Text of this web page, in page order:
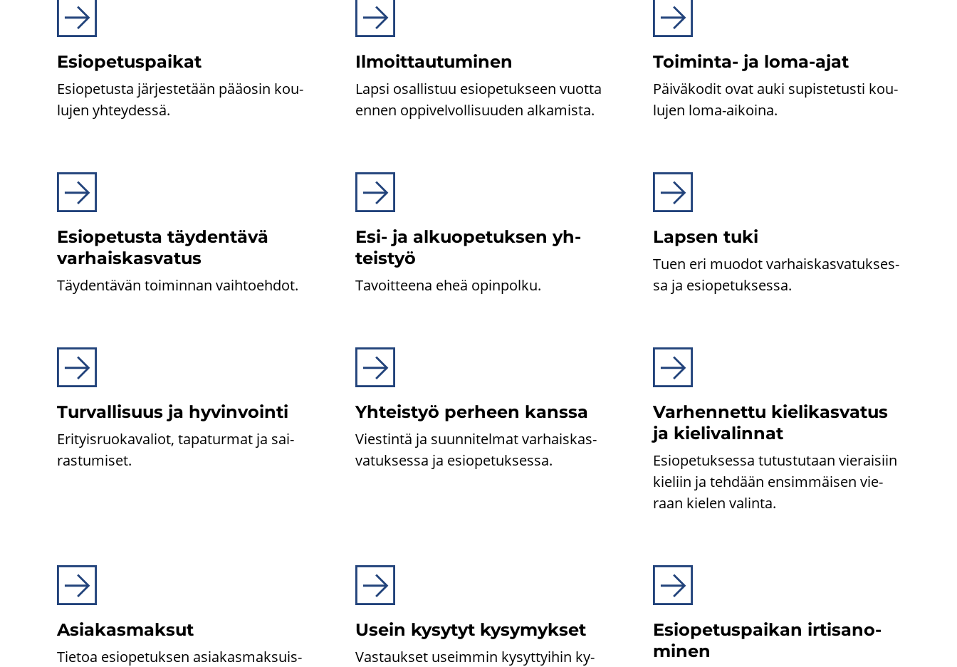
Esio­pe­tus­pai­kat
Esio­pe­tus­ta jär­jes­te­tään pää­osin kou­
lu­jen yh­tey­des­sä.
Il­moit­tau­tu­mi­nen
Lapsi osal­lis­tuu esio­pe­tuk­seen vuot­ta
ennen op­pi­vel­vol­li­suu­den al­ka­mis­ta.
Toiminta-​ ja loma-​ajat
Päi­vä­ko­dit ovat auki su­pis­te­tus­ti kou­
lu­jen loma-​aikoina.
Esio­pe­tus­ta täy­den­tä­vä
var­hais­kas­va­tus
Täy­den­tä­vän toi­min­nan vaih­toeh­dot.
Esi- ja al­kuo­pe­tuk­sen yh­
teis­työ
Ta­voit­tee­na eheä opin­pol­ku.
Lap­sen tuki
Tuen eri muo­dot var­hais­kas­va­tuk­ses­
sa ja esio­pe­tuk­ses­sa.
Tur­val­li­suus ja hy­vin­voin­ti
Eri­tyis­ruo­ka­va­liot, ta­pa­tur­mat ja sai­
ras­tu­mi­set.
Yh­teis­työ per­heen kans­sa
Vies­tin­tä ja suun­ni­tel­mat var­hais­kas­
va­tuk­ses­sa ja esio­pe­tuk­ses­sa.
Var­hen­net­tu kie­li­kas­va­tus
ja kie­li­va­lin­nat
Esio­pe­tuk­ses­sa tu­tus­tu­taan vie­rai­siin
kie­liin ja teh­dään en­sim­mäi­sen vie­
raan kie­len va­lin­ta.
Asia­kas­mak­sut
Tie­toa esio­pe­tuk­sen asia­kas­mak­suis­
Usein ky­sy­tyt ky­sy­myk­set
Vas­tauk­set useim­min ky­syt­tyi­hin ky­
Esio­pe­tus­pai­kan ir­ti­sa­no­
mi­nen